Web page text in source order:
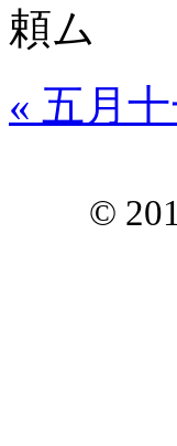
頼ム
« 五月
©